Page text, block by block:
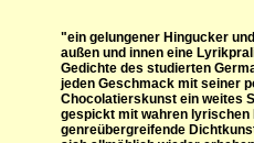
"ein gelungener Hingucker
außen und innen eine
Gedichte des studierten
jeden Geschmack mit seiner
Chocolatierskunst ein weites
gespickt mit wahren
genreübergreifende